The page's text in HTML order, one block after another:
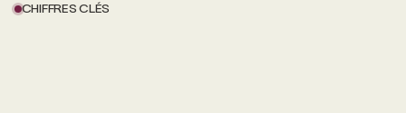
CHIFFRES CLÉS